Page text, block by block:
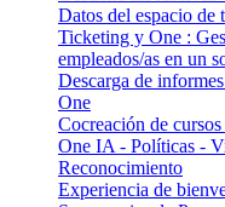
Datos del espacio de
Ticketing y One :
empleados/as en un
Descarga de
One
Cocreación de
One IA - Políticas -
Reconocimiento
Experiencia de